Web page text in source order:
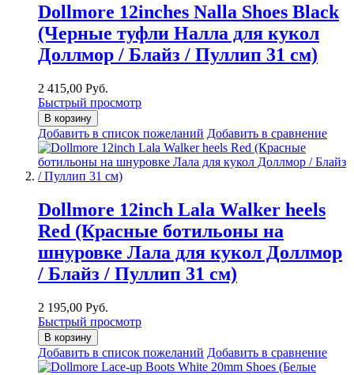
Dollmore 12inches Nalla Shoes Black
(Черные туфли Налла для кукол
Доллмор / Блайз / Пуллип 31 см)
2 415,00 Руб.
Быстрый просмотр
В корзину
Добавить в список пожеланий Добавить в сравнение
Dollmore 12inch Lala Walker heels
Red (Красные ботильоны на
шнуровке Лала для кукол Доллмор
/ Блайз / Пуллип 31 см)
2 195,00 Руб.
Быстрый просмотр
В корзину
Добавить в список пожеланий Добавить в сравнение